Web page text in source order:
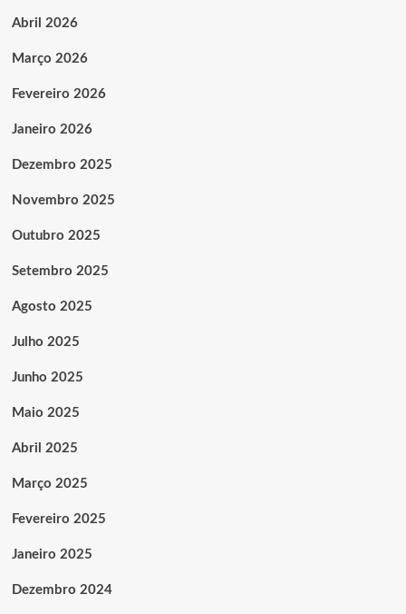
Abril 2026
Março 2026
Fevereiro 2026
Janeiro 2026
Dezembro 2025
Novembro 2025
Outubro 2025
Setembro 2025
Agosto 2025
Julho 2025
Junho 2025
Maio 2025
Abril 2025
Março 2025
Fevereiro 2025
Janeiro 2025
Dezembro 2024